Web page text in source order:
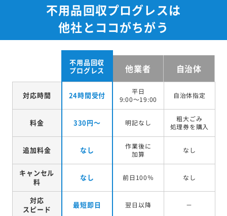
不用品回収プログレスは
他社とココがちがう
不用品回収
プログレス
他業者 自治体
対応時間 24時間受付
平日
9:00～19:00
自治体指定
料金 330円～ 明記なし
粗大ごみ
処理券を購入
追加料金 なし
作業後に
加算
なし
キャンセル
料
なし 前日100％ なし
対応
スピード
最短即日 翌日以降 －